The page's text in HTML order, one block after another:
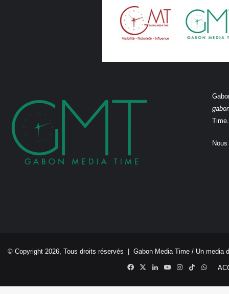
Time.
© Copyright 2026, Tous droits réservés | Gabon Media Time / Un media
Facebook
X LinkedinYouTubeInstagram
TikTok